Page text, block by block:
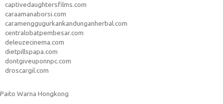
captivedaughtersfilms.com
caraamanaborsi.com
caramenggugurkankandunganherbal.com
centralobatpembesar.com
deleuzecinema.com
dietpillspapa.com
dontgiveuponnpc.com
droscargil.com
Paito Warna Hongkong